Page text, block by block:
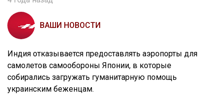
ВАШИ НОВОСТИ
Индия отказывается предоставлять аэропорты для
самолетов самообороны Японии, в которые
собирались загружать гуманитарную помощь
украинским беженцам.